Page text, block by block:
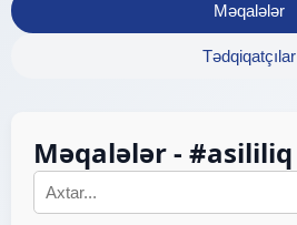
Məqalələr
Tədqiqatçılar
Məqalələr - #asililiq